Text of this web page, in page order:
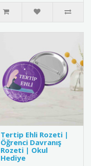
hediye kartı ve bileklik ..
Tertip Ehli Rozeti |
Öğrenci Davranış
Rozeti | Okul
Hediye